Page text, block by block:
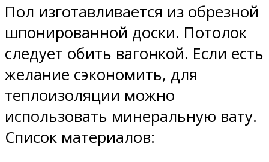
Пол изготавливается из обрезной
шпонированной доски. Потолок
следует обить вагонкой. Если есть
желание сэкономить, для
теплоизоляции можно
использовать минеральную вату.
Список материалов: